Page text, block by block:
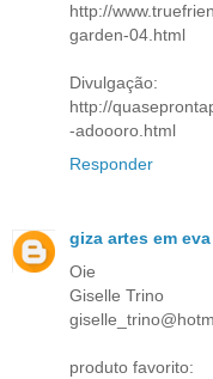
http://
garden-04.html
Divulgação:
http://
-adoooro.html
Responder
giza artes em eva
Oie
Giselle Trino
produto favorito: